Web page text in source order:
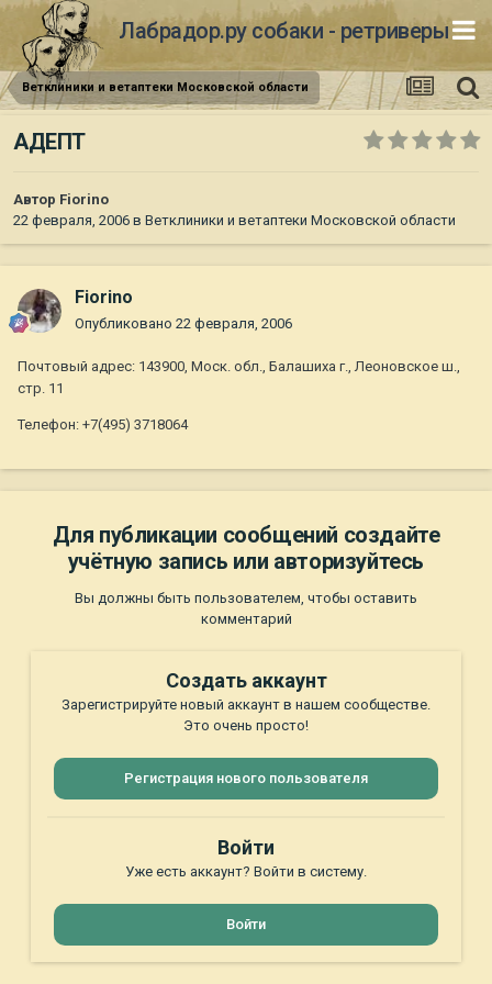
Лабрадор.ру собаки - ретриверы
Ветклиники и ветаптеки Московской области
АДЕПТ
Автор Fiorino
22 февраля, 2006 в Ветклиники и ветаптеки Московской области
Fiorino
Опубликовано 22 февраля, 2006
Почтовый адрес: 143900, Моск. обл., Балашиха г., Леоновское ш.,
стр. 11
Телефон: +7(495) 3718064
Для публикации сообщений создайте
учётную запись или авторизуйтесь
Вы должны быть пользователем, чтобы оставить
комментарий
Создать аккаунт
Зарегистрируйте новый аккаунт в нашем сообществе.
Это очень просто!
Регистрация нового пользователя
Войти
Уже есть аккаунт? Войти в систему.
Войти